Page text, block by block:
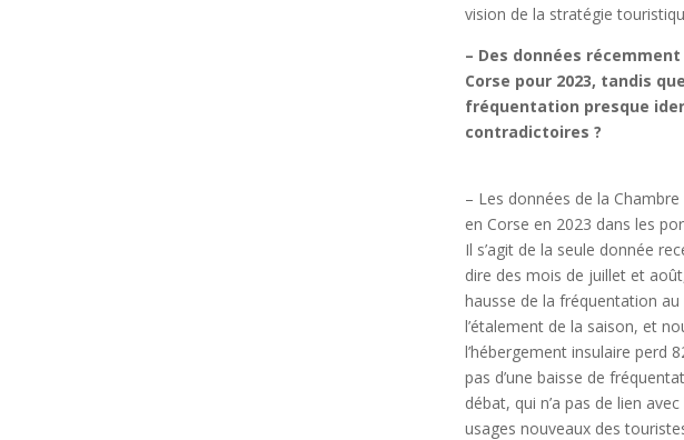
vision de la stratégie
– Des données
Corse pour 2023, tandis
fréquentation presque
contradictoires ?
– Les données de la
en Corse en 2023 dans les
Il s’agit de la seule donnée
dire des mois de juillet et
hausse de la fréquentation
l’étalement de la saison, et
l’hébergement insulaire perd
pas d’une baisse de
débat, qui n’a pas de lien
usages nouveaux des